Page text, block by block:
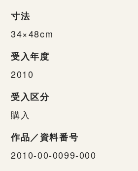
寸法
34×48cm
受入年度
2010
受入区分
購入
作品／資料番号
2010-00-0099-000